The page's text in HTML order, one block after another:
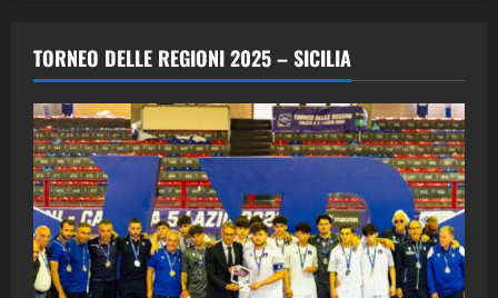
2
“SportEmpire” in Podcast: 29^ Puntata
(Martedi 28 Aprile 2026)
3
"SportEmpire" in Podcast
“SportEmpire” in Podcast: 28^ Puntata
(Martedi 21 Aprile 2026)
21/04/2026
TORNEO DELLE REGIONI 2025 – SICILIA